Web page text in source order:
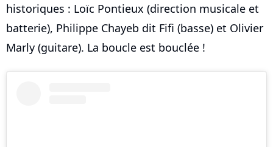
historiques : Loïc Pontieux (direction musicale et
batterie), Philippe Chayeb dit Fifi (basse) et Olivier
Marly (guitare). La boucle est bouclée !